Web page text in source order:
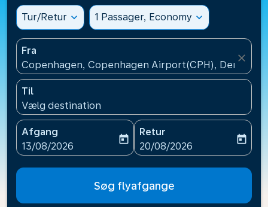
Tur/Retur expand_more 1 Passager, Economy expand_more
Fra
Copenhagen, Copenhagen Airport(CPH), Denmark
close
Til
Vælg destination
Afgang
fc-booking-departure-date-aria-label
13/08/2026
today
Retur
fc-booking-return-date-
20/08/2026
today
Søg flyafgange